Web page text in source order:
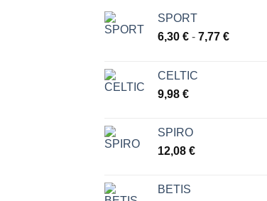
SPORT
6,30 € - 7,77 €Rango
CELTIC
9,98 €
SPIRO
12,08 €
BETIS